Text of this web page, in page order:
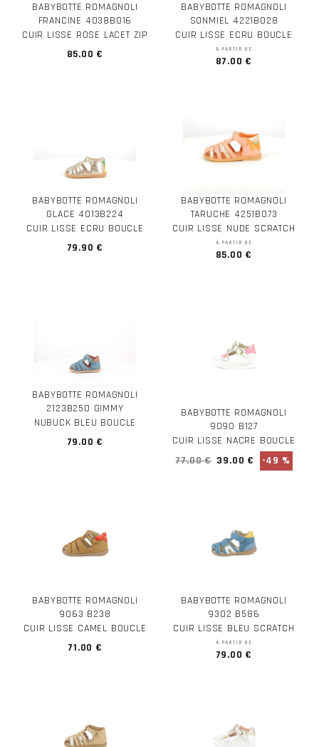
BABYBOTTE ROMAGNOLI
FRANCINE 4038B016
CUIR LISSE ROSE LACET ZIP
85.00 €
BABYBOTTE ROMAGNOLI
SONMIEL 4221B028
CUIR LISSE ECRU BOUCLE
À PARTIR DE
87.00 €
BABYBOTTE ROMAGNOLI
GLACE 4013B224
CUIR LISSE ECRU BOUCLE
79.90 €
BABYBOTTE ROMAGNOLI
TARUCHE 4251B073
CUIR LISSE NUDE SCRATCH
À PARTIR DE
85.00 €
BABYBOTTE ROMAGNOLI
2123B250 GIMMY
NUBUCK BLEU BOUCLE
79.00 €
BABYBOTTE ROMAGNOLI
9090 B127
CUIR LISSE NACRE BOUCLE
77.00 € 39.00 € -49 %
BABYBOTTE ROMAGNOLI
9063 B238
CUIR LISSE CAMEL BOUCLE
71.00 €
BABYBOTTE ROMAGNOLI
9302 B586
CUIR LISSE BLEU SCRATCH
À PARTIR DE
79.00 €